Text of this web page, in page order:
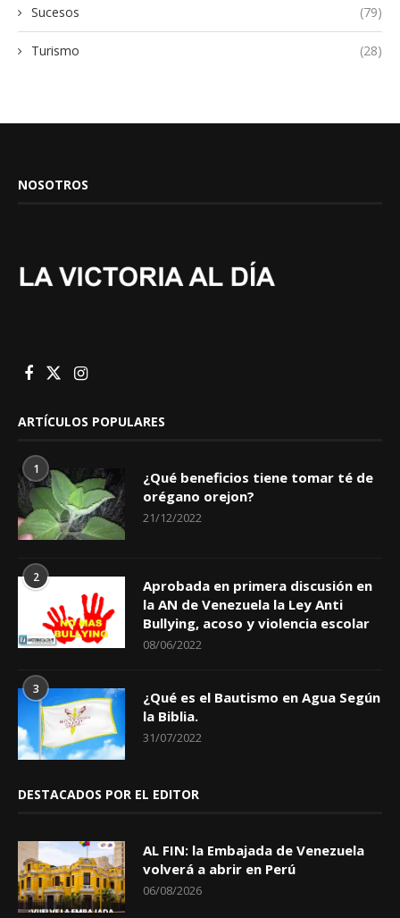
Sucesos (79)
Turismo (28)
NOSOTROS
ARTÍCULOS POPULARES
1
¿Qué beneficios tiene tomar té de
orégano orejon?
21/12/2022
2
Aprobada en primera discusión en
la AN de Venezuela la Ley Anti
Bullying, acoso y violencia escolar
08/06/2022
3
¿Qué es el Bautismo en Agua Según
la Biblia.
31/07/2022
DESTACADOS POR EL EDITOR
AL FIN: la Embajada de Venezuela
volverá a abrir en Perú
06/08/2026